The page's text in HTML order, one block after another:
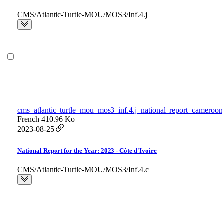
CMS/Atlantic-Turtle-MOU/MOS3/Inf.4.j
French 410.96 Ko
2023-08-25
National Report for the Year: 2023 - Côte d'Ivoire
CMS/Atlantic-Turtle-MOU/MOS3/Inf.4.c